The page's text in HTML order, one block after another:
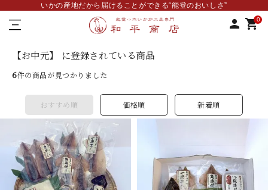
いかの産地だから届けることができる“能登のおいしさ”
—
–
— person 0
shopping_cart
【お中元】 に登録されている商品
6件の商品が見つかりました
おすすめ順 価格順 新着順